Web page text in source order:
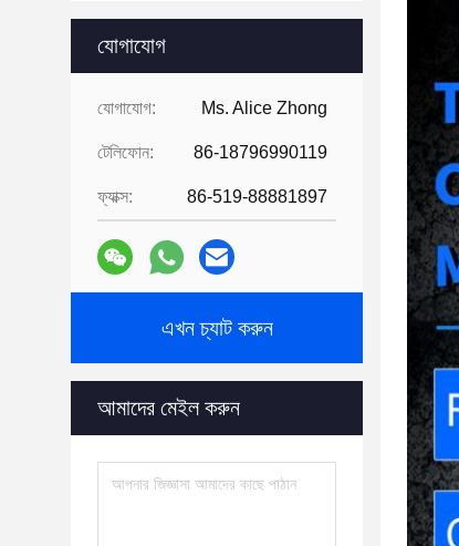
যোগাযোগ
যোগাযোগ: Ms. Alice Zhong
টেলিফোন: 86-18796990119
ফ্যাক্স: 86-519-88881897
এখন চ্যাট করুন
আমাদের মেইল ​​করুন